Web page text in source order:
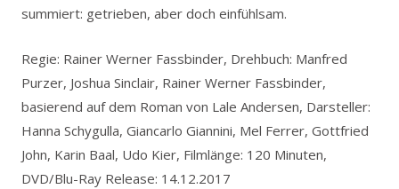
summiert: getrieben, aber doch einfühlsam.
Regie: Rainer Werner Fassbinder, Drehbuch: Manfred
Purzer, Joshua Sinclair, Rainer Werner Fassbinder,
basierend auf dem Roman von Lale Andersen, Darsteller:
Hanna Schygulla, Giancarlo Giannini, Mel Ferrer, Gottfried
John, Karin Baal, Udo Kier, Filmlänge: 120 Minuten,
DVD/Blu-Ray Release: 14.12.2017